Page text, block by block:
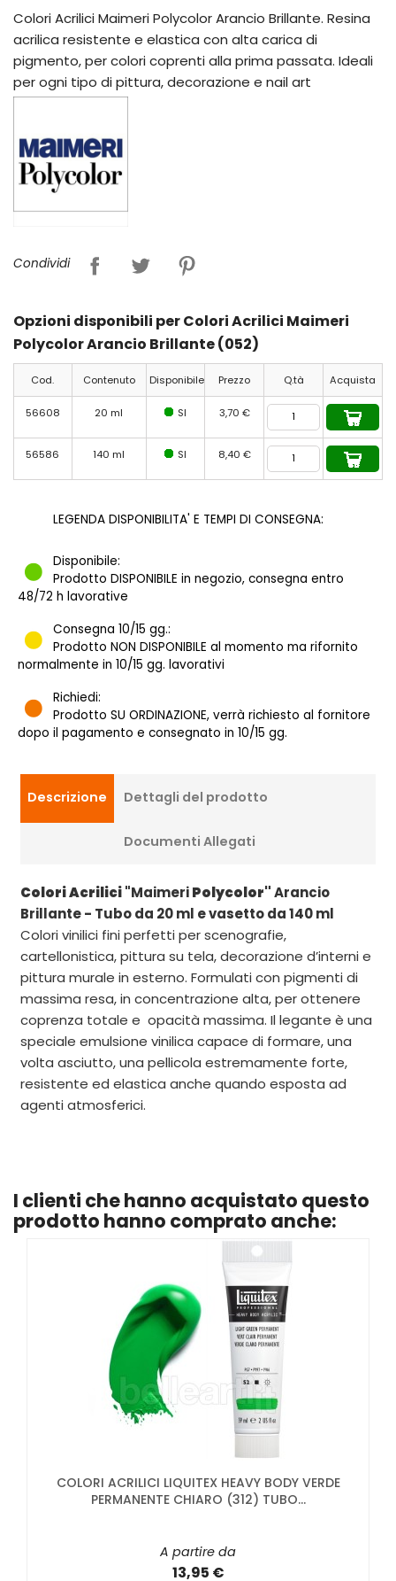
Colori Acrilici Maimeri Polycolor Arancio Brillante. Resina
acrilica resistente e elastica con alta carica di
pigmento, per colori coprenti alla prima passata. Ideali
per ogni tipo di pittura, decorazione e nail art
Condividi
Opzioni disponibili per Colori Acrilici Maimeri
Polycolor Arancio Brillante (052)
Cod. Contenuto Disponibile Prezzo Q.tà Acquista
56608 20 ml SI 3,70 €
56586 140 ml SI 8,40 €
LEGENDA DISPONIBILITA' E TEMPI DI CONSEGNA:
Disponibile:
Prodotto DISPONIBILE in negozio, consegna entro
48/72 h lavorative
Consegna 10/15 gg.:
Prodotto NON DISPONIBILE al momento ma rifornito
normalmente in 10/15 gg. lavorativi
Richiedi:
Prodotto SU ORDINAZIONE, verrà richiesto al fornitore
dopo il pagamento e consegnato in 10/15 gg.
Descrizione Dettagli del prodotto
Documenti Allegati
Colori Acrilici"MaimeriPolycolor"Arancio
Brillante - Tubo da 20 ml e vasetto da 140 ml
Colori vinilici fini perfetti per scenografie,
cartellonistica, pittura su tela, decorazione d’interni e
pittura murale in esterno. Formulati con pigmenti di
massima resa, in concentrazione alta, per ottenere
coprenza totale e opacità massima. Il legante è una
speciale emulsione vinilica capace di formare, una
volta asciutto, una pellicola estremamente forte,
resistente ed elastica anche quando esposta ad
agenti atmosferici.
I clienti che hanno acquistato questo
prodotto hanno comprato anche:
COLORI ACRILICI LIQUITEX HEAVY BODY VERDE
PERMANENTE CHIARO (312) TUBO...
A partire da
13,95 €